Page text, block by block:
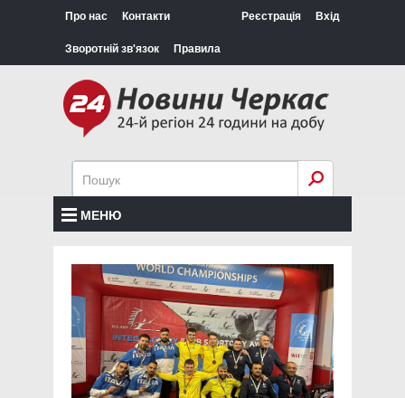
Про нас Контакти
Зворотній зв'язок Правила
Реєстрація Вхід
МЕНЮ